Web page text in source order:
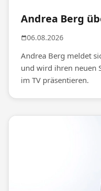
Andrea Berg
06.08.2026
Andrea Berg meldet
und wird ihren neuen
im TV präsentieren.